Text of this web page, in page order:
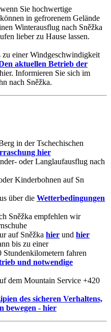
Sie hochwertige
in gefrorenem Gelände
Winterausflug nach Sněžka
lieber zu Hause lassen.
zu einer Windgeschwindigkeit
aktuellen Betrieb der
Informieren Sie sich im
nach Sněžka.
in der Tschechischen
hier
oder Langlaufausflug nach
Kinderbohnen auf Sn
über die Wetterbedingungen
Sněžka empfehlen wir
auf Sněžka hier und hier
bis zu einer
fahren
und notwendige
dem Mountain Service +420
des sicheren Verhaltens,
bewegen - hier